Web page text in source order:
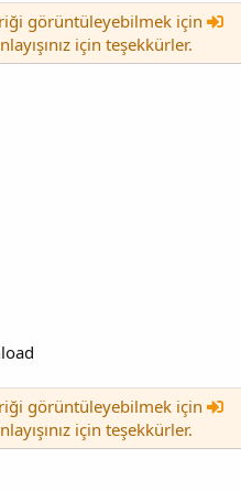
görüntüleyebilmek için
için teşekkürler.
görüntüleyebilmek için
için teşekkürler.